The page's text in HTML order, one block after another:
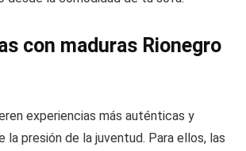
con maduras Rionegro
experiencias más auténticas y
la presión de la juventud. Para ellos, las